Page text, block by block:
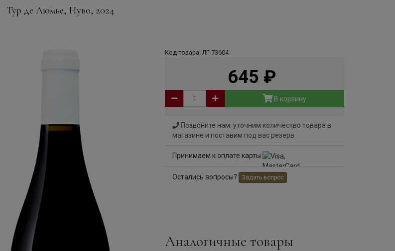
Тур де Люмье, Нуво, 2024
Код товара: ЛГ-73604
645
В корзину
Позвоните нам: уточним количество товара в
магазине и поставим под вас резерв
Принимаем к оплате карты
Остались вопросы? Задать вопрос
Аналогичные товары